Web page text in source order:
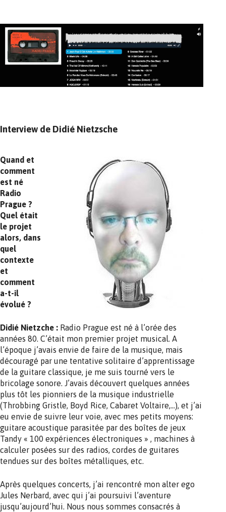
Interview de Didié Nietzsche
Quand et
comment
est né
Radio
Prague ?
Quel était
le projet
alors, dans
quel
contexte
et
comment
a-t-il
évolué ?
Didié Nietzche : Radio Prague est né à l’orée des
années 80. C’était mon premier projet musical. A
l’époque j’avais envie de faire de la musique, mais
découragé par une tentative solitaire d’apprentissage
de la guitare classique, je me suis tourné vers le
bricolage sonore. J’avais découvert quelques années
plus tôt les pionniers de la musique industrielle
(Throbbing Gristle, Boyd Rice, Cabaret Voltaire,…), et j’ai
eu envie de suivre leur voie, avec mes petits moyens:
guitare acoustique parasitée par des boîtes de jeux
Tandy « 100 expériences électroniques » , machines à
calculer posées sur des radios, cordes de guitares
tendues sur des boîtes métalliques, etc.
Après quelques concerts, j’ai rencontré mon alter ego
Jules Nerbard, avec qui j’ai poursuivi l’aventure
jusqu’aujourd’hui. Nous nous sommes consacrés à